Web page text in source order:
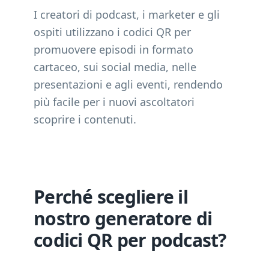
I creatori di podcast, i marketer e gli
ospiti utilizzano i codici QR per
promuovere episodi in formato
cartaceo, sui social media, nelle
presentazioni e agli eventi, rendendo
più facile per i nuovi ascoltatori
scoprire i contenuti.
Perché scegliere il
nostro generatore di
codici QR per podcast?